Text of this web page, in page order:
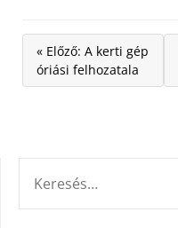
« Előző: A kerti gép
óriási felhozatala